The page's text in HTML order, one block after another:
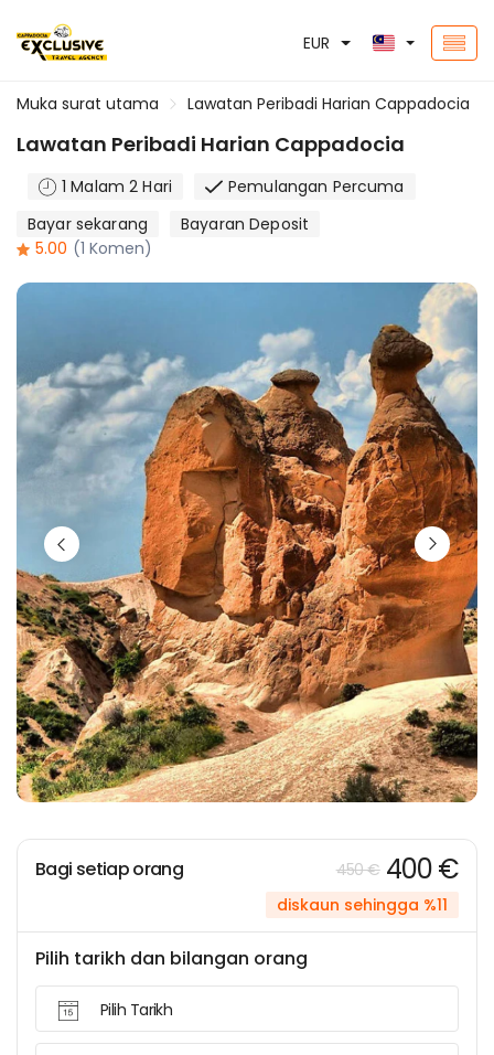
EUR
Muka surat utama Lawatan Peribadi Harian Cappadocia
Lawatan Peribadi Harian Cappadocia
1 Malam 2 Hari
Pemulangan Percuma
Bayar sekarang
Bayaran Deposit
5.00 (1 Komen)
Bagi setiap orang 450 € 400 €
diskaun sehingga %11
Pilih tarikh dan bilangan orang
Pilih Tarikh